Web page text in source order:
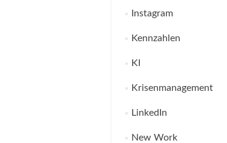
Instagram
Kennzahlen
KI
Krisenmanagement
LinkedIn
New Work